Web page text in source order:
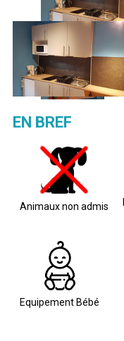
EN BREF
Animaux non admis
Equipement Bébé